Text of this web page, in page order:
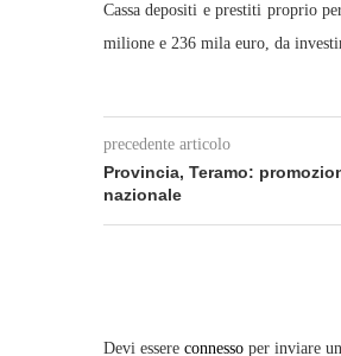
Cassa depositi e prestiti proprio
milione e 236 mila euro, da
precedente articolo
Provincia, Teramo:
nazionale
Devi essere connesso per inviare